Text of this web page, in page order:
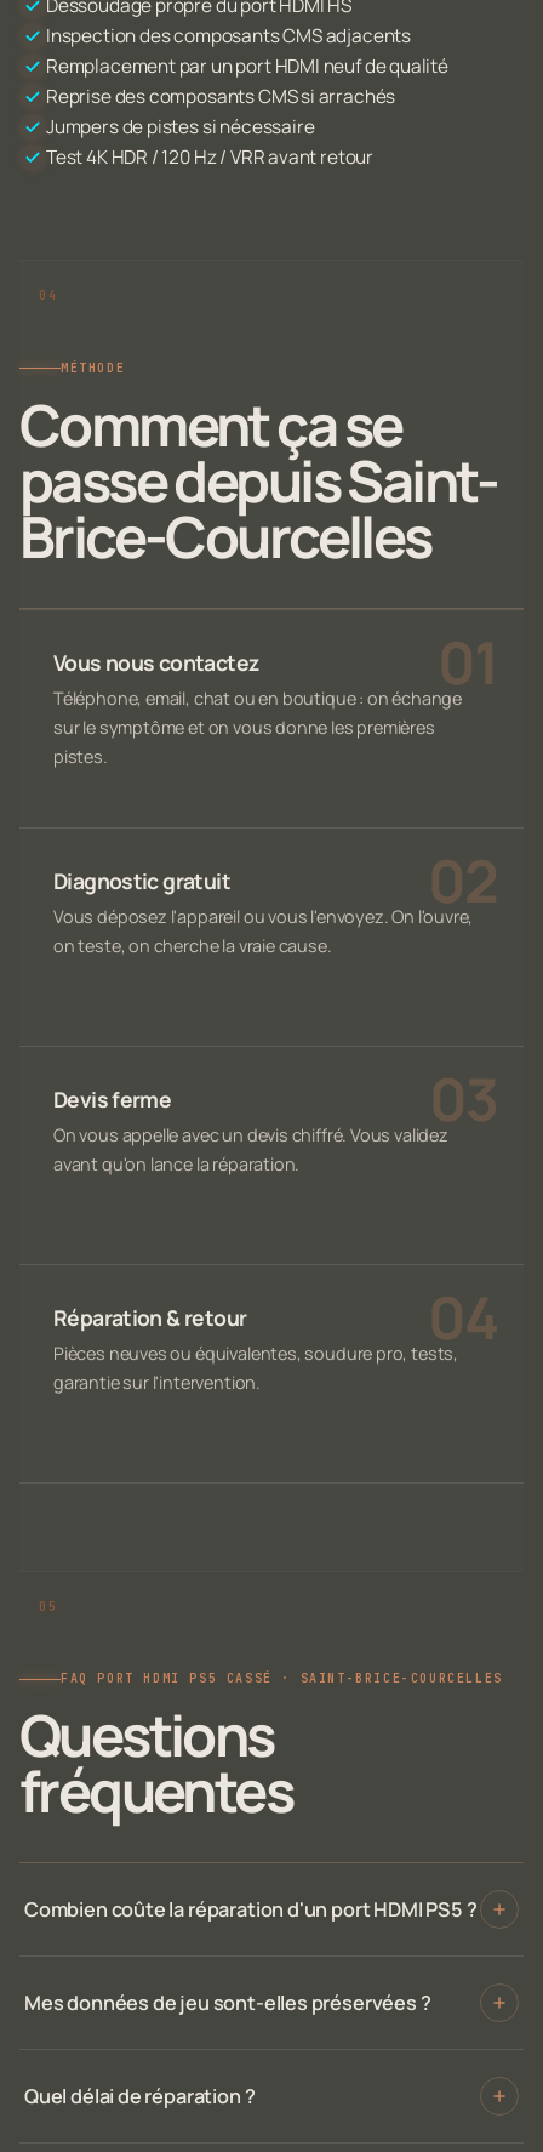
Dessoudage propre du port HDMI HS
Inspection des composants CMS adjacents
Remplacement par un port HDMI neuf de qualité
Reprise des composants CMS si arrachés
Jumpers de pistes si nécessaire
Test 4K HDR / 120 Hz / VRR avant retour
MÉTHODE
Comment ça se
passe depuis Saint-
Brice-Courcelles
Vous nous contactez
Téléphone, email, chat ou en boutique : on échange
sur le symptôme et on vous donne les premières
pistes.
Diagnostic gratuit
Vous déposez l'appareil ou vous l'envoyez. On l'ouvre,
on teste, on cherche la vraie cause.
Devis ferme
On vous appelle avec un devis chiffré. Vous validez
avant qu'on lance la réparation.
Réparation & retour
Pièces neuves ou équivalentes, soudure pro, tests,
garantie sur l'intervention.
FAQ PORT HDMI PS5 CASSÉ · SAINT-BRICE-COURCELLES
Questions
fréquentes
Combien coûte la réparation d'un port HDMI PS5 ?
Mes données de jeu sont-elles préservées ?
Quel délai de réparation ?